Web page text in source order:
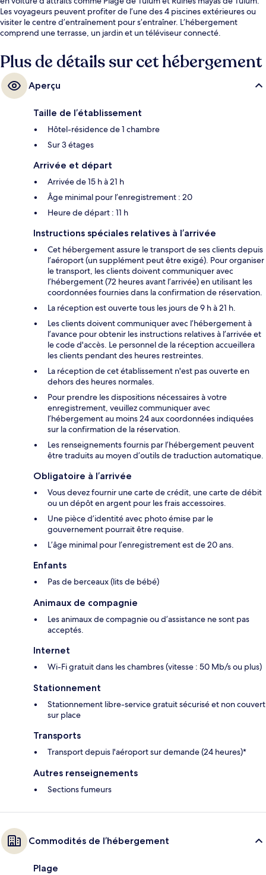
Les voyageurs peuvent profiter de l’une des 4 piscines extérieures ou
visiter le centre d’entraînement pour s’entraîner. L’hébergement
comprend une terrasse, un jardin et un téléviseur connecté.
Plus de détails sur cet hébergement
Aperçu
Taille de l’établissement
Hôtel-résidence de 1 chambre
Sur 3 étages
Arrivée et départ
Arrivée de 15 h à 21 h
Âge minimal pour l’enregistrement : 20
Heure de départ : 11 h
Instructions spéciales relatives à l’arrivée
Cet hébergement assure le transport de ses clients depuis
l’aéroport (un supplément peut être exigé). Pour organiser
le transport, les clients doivent communiquer avec
l’hébergement (72 heures avant l’arrivée) en utilisant les
coordonnées fournies dans la confirmation de réservation.
La réception est ouverte tous les jours de 9 h à 21 h.
Les clients doivent communiquer avec l’hébergement à
l’avance pour obtenir les instructions relatives à l’arrivée et
le code d'accès. Le personnel de la réception accueillera
les clients pendant des heures restreintes.
La réception de cet établissement n'est pas ouverte en
dehors des heures normales.
Pour prendre les dispositions nécessaires à votre
enregistrement, veuillez communiquer avec
l’hébergement au moins 24 aux coordonnées indiquées
sur la confirmation de la réservation.
Les renseignements fournis par l’hébergement peuvent
être traduits au moyen d’outils de traduction automatique.
Obligatoire à l’arrivée
Vous devez fournir une carte de crédit, une carte de débit
ou un dépôt en argent pour les frais accessoires.
Une pièce d’identité avec photo émise par le
gouvernement pourrait être requise.
L’âge minimal pour l’enregistrement est de 20 ans.
Enfants
Pas de berceaux (lits de bébé)
Animaux de compagnie
Les animaux de compagnie ou d’assistance ne sont pas
acceptés.
Internet
Wi-Fi gratuit dans les chambres (vitesse : 50 Mb/s ou plus)
Stationnement
Stationnement libre-service gratuit sécurisé et non couvert
sur place
Transports
Transport depuis l'aéroport sur demande (24 heures)*
Autres renseignements
Sections fumeurs
Commodités de l’hébergement
Plage